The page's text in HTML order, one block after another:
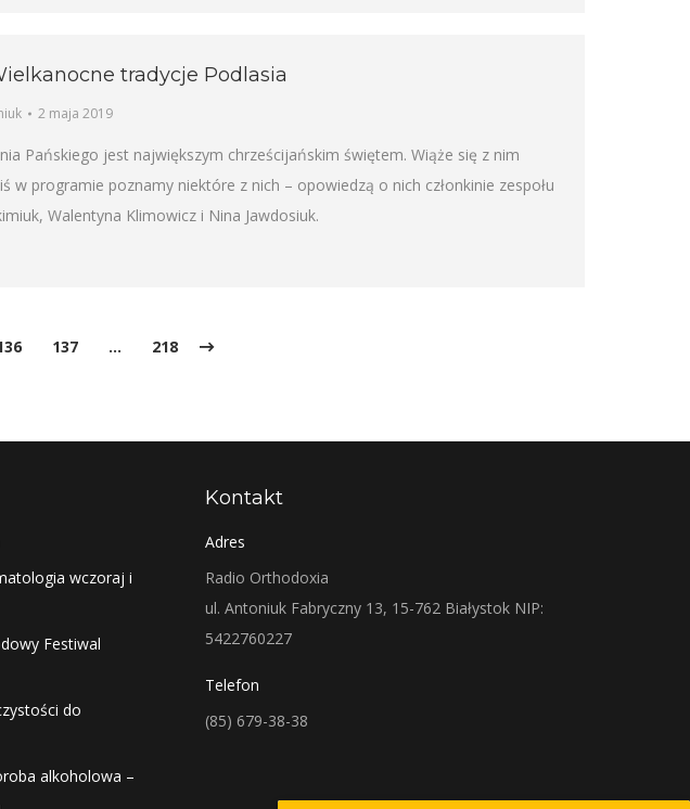
tradycje Podlasia
2 maja 2019
Pańskiego jest największym chrześcijańskim świętem. Wiąże się z nim
w programie poznamy niektóre z nich – opowiedzą o nich członkinie zespołu
Walentyna Klimowicz i Nina Jawdosiuk.
137 … 218
wczoraj i
Festiwal
do
alkoholowa –
Kontakt
Adres
Radio Orthodoxia
ul. Antoniuk Fabryczny 13, 15-762 Białystok NIP:
5422760227
Telefon
(85) 679-38-38